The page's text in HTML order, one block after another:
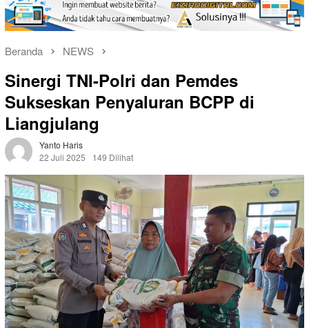
Beranda NEWS
Sinergi TNI-Polri dan Pemdes
Sukseskan Penyaluran BCPP di
Liangjulang
Yanto Haris
22 Juli 2025
149 Dilihat